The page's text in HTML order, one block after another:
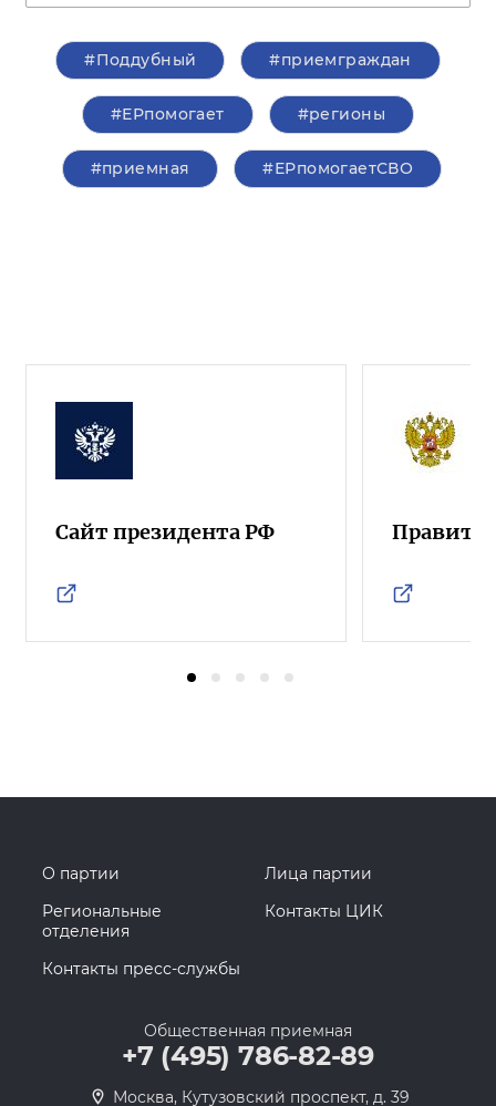
#Поддубный #приемграждан
#ЕРпомогает #регионы
#приемная #ЕРпомогаетСВО
Сайт президента РФ
О партии
Лица партии
Региональные
отделения
Контакты ЦИК
Контакты пресс-службы
Общественная приемная
+7 (495) 786-82-89
Москва, Кутузовский проспект, д. 39